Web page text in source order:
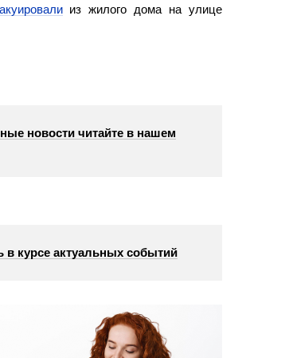
из жилого дома на улице
новости читайте в нашем
в курсе актуальных событий